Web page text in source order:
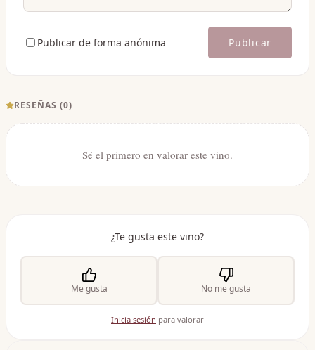
Publicar de forma anónima Publicar
RESEÑAS (0)
Sé el primero en valorar este vino.
¿Te gusta este vino?
Me gusta No me gusta
Inicia sesión para valorar